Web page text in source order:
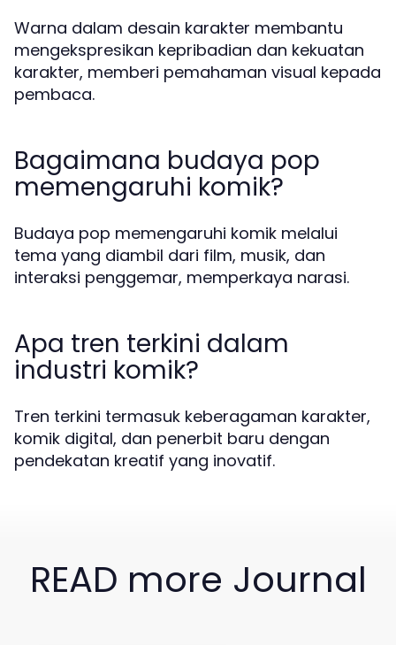
Warna dalam desain karakter membantu
mengekspresikan kepribadian dan kekuatan
karakter, memberi pemahaman visual kepada
pembaca.
Bagaimana budaya pop
memengaruhi komik?
Budaya pop memengaruhi komik melalui
tema yang diambil dari film, musik, dan
interaksi penggemar, memperkaya narasi.
Apa tren terkini dalam
industri komik?
Tren terkini termasuk keberagaman karakter,
komik digital, dan penerbit baru dengan
pendekatan kreatif yang inovatif.
READ more Journal